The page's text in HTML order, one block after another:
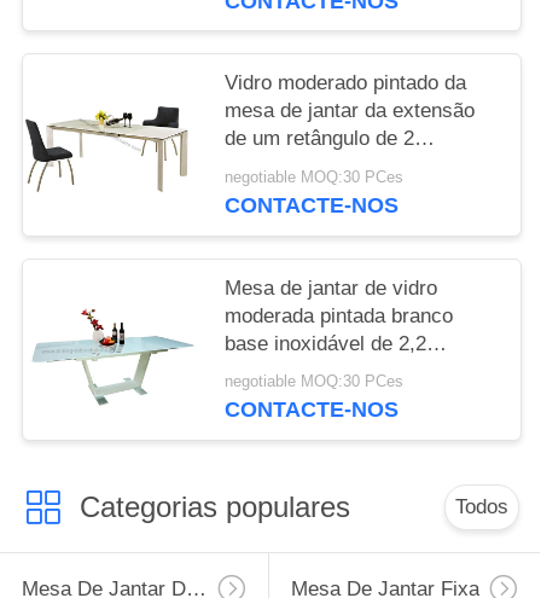
Vidro moderado pintado da
mesa de jantar da extensão
de um retângulo de 2
medidores branco super
negotiable MOQ:30 PCes
CONTACTE-NOS
Mesa de jantar de vidro
moderada pintada branco
base inoxidável de 2,2
medidores
negotiable MOQ:30 PCes
CONTACTE-NOS
Categorias populares Todos
Mesa De Jantar Da Extensão Mesa De Jantar Fixa